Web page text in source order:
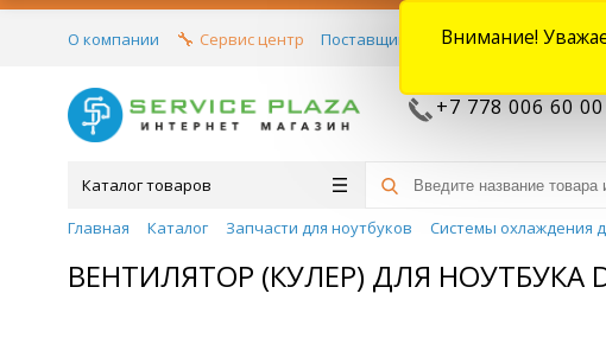
О компании Сервис центр Поставщикам Договора Новости
+7 778 006 60 00
Каталог товаров
Главная
Каталог Запчасти для ноутбуков Системы охлаждения
ВЕНТИЛЯТОР (КУЛЕР) ДЛЯ НОУТБУКА
Внимание!